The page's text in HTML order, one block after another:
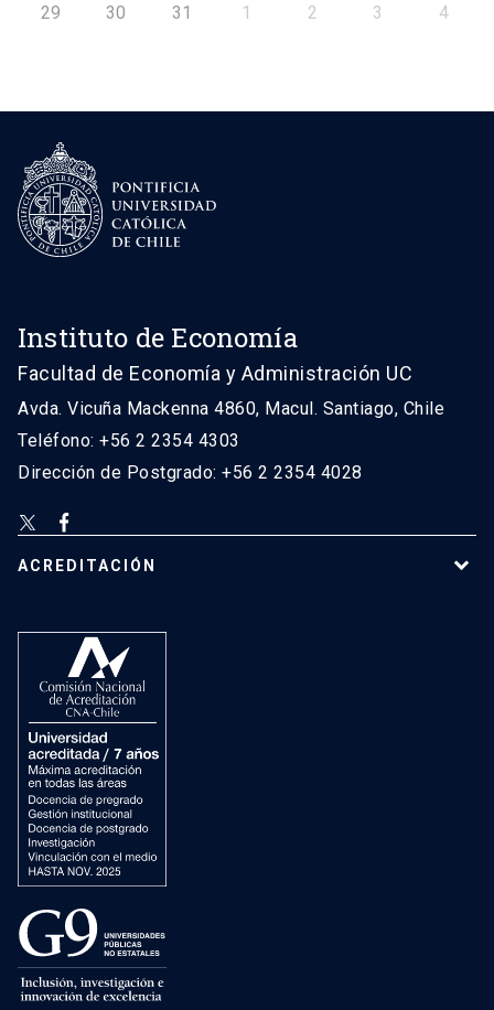
29 30 31 1 2 3 4
Instituto de Economía
Facultad de Economía y Administración UC
Avda. Vicuña Mackenna 4860, Macul. Santiago, Chile
Teléfono: +56 2 2354 4303
Dirección de Postgrado: +56 2 2354 4028
ACREDITACIÓN